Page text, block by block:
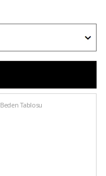
Beden Tablosu